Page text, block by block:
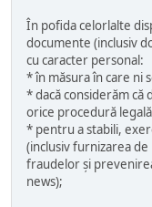
În pofida celorlalte
documente (inclusiv
cu caracter personal:
* în măsura în care ni
* dacă considerăm
orice procedură
* pentru a stabili,
(inclusiv furnizarea
fraudelor și
news);